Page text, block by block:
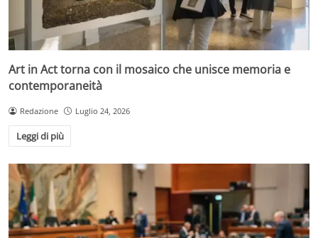
Art in Act torna con il mosaico che unisce memoria e
contemporaneità
Redazione Luglio 24, 2026
Leggi di più